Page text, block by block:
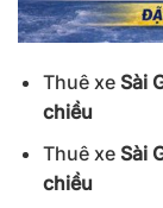
Thuê xe Sài
chiều
Thuê xe Sài
chiều